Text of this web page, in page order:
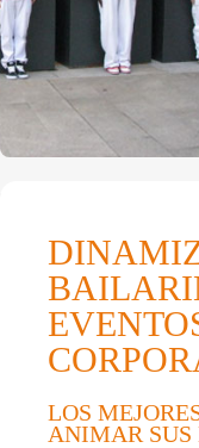
LOS
ANIMAR SUS